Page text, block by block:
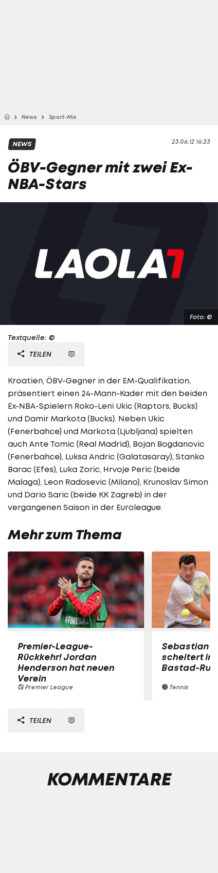
News Sport-Mix
23.06.12 16:23
NEWS
ÖBV-Gegner mit zwei Ex-
NBA-Stars
Foto: ©
Textquelle: ©
TEILEN
Kroatien, ÖBV-Gegner in der EM-Qualifikation,
präsentiert einen 24-Mann-Kader mit den beiden
Ex-NBA-Spielern Roko-Leni Ukic (Raptors, Bucks)
und Damir Markota (Bucks). Neben Ukic
(Fenerbahce) und Markota (Ljubljana) spielten
auch Ante Tomic (Real Madrid), Bojan Bogdanovic
(Fenerbahce), Luksa Andric (Galatasaray), Stanko
Barac (Efes), Luka Zoric, Hrvoje Peric (beide
Malaga), Leon Radosevic (Milano), Krunoslav Simon
und Dario Saric (beide KK Zagreb) in der
vergangenen Saison in der Euroleague.
Mehr zum Thema
Premier-League-
Rückkehr! Jordan
Henderson hat neuen
Verein
Premier League
Sebastian
scheitert in
Bastad-
Tennis
TEILEN
KOMMENTARE